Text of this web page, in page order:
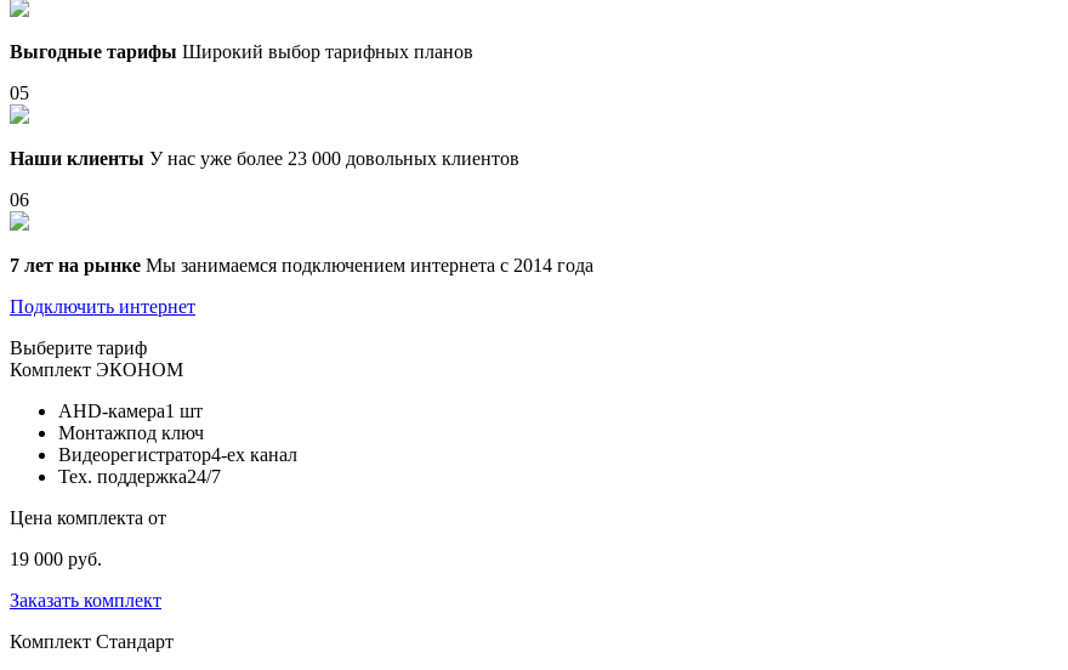
Выгодные тарифы Широкий выбор тарифных планов
05
Наши клиенты У нас уже более 23 000 довольных клиентов
06
7 лет на рынке Мы занимаемся подключением интернета с 2014 года
Подключить интернет
Выберите тариф
Комплект ЭКОНОМ
AHD-камера1 шт
Монтажпод ключ
Видеорегистратор4-ех канал
Тех. поддержка24/7
Цена комплекта от
19 000 руб.
Заказать комплект
Комплект Стандарт